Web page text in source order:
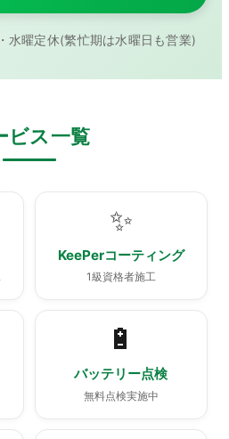
曜定休(繁忙期は水曜日も営業)
ビス一覧
✨
KeePerコーティング
1級資格者施工
🔋
バッテリー点検
無料点検実施中